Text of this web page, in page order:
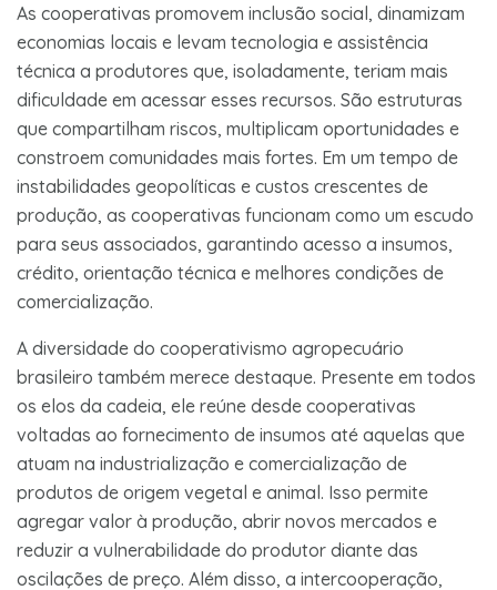
As cooperativas promovem inclusão social, dinamizam
economias locais e levam tecnologia e assistência
técnica a produtores que, isoladamente, teriam mais
dificuldade em acessar esses recursos. São estruturas
que compartilham riscos, multiplicam oportunidades e
constroem comunidades mais fortes. Em um tempo de
instabilidades geopolíticas e custos crescentes de
produção, as cooperativas funcionam como um escudo
para seus associados, garantindo acesso a insumos,
crédito, orientação técnica e melhores condições de
comercialização.
A diversidade do cooperativismo agropecuário
brasileiro também merece destaque. Presente em todos
os elos da cadeia, ele reúne desde cooperativas
voltadas ao fornecimento de insumos até aquelas que
atuam na industrialização e comercialização de
produtos de origem vegetal e animal. Isso permite
agregar valor à produção, abrir novos mercados e
reduzir a vulnerabilidade do produtor diante das
oscilações de preço. Além disso, a intercooperação,